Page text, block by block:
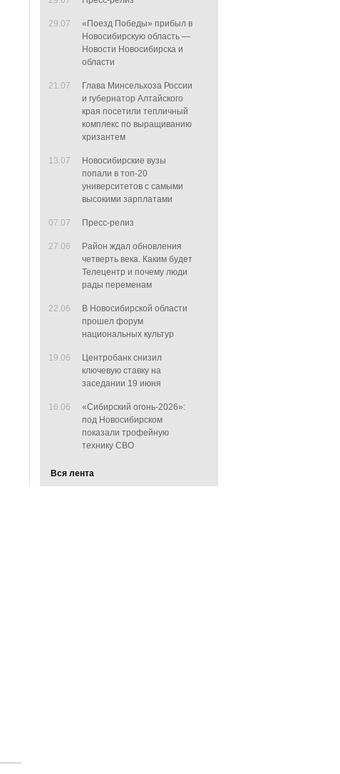
29.07
«Поезд Победы» прибыл в
Новосибирскую область —
Новости Новосибирска и
области
21.07
Глава Минсельхоза России
и губернатор Алтайского
края посетили тепличный
комплекс по выращиванию
хризантем
13.07
Новосибирские вузы
попали в топ-20
университетов с самыми
высокими зарплатами
07.07 Пресс-релиз
27.06
Район ждал обновления
четверть века. Каким будет
Телецентр и почему люди
рады переменам
22.06
В Новосибирской области
прошел форум
национальных культур
19.06
Центробанк снизил
ключевую ставку на
заседании 19 июня
16.06
«Сибирский огонь-2026»:
под Новосибирском
показали трофейную
технику СВО
Вся лента